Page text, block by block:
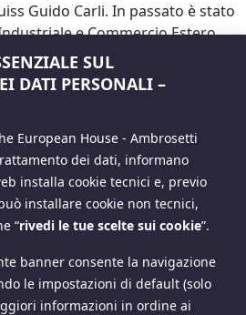
SUL
DATI PERSONALI –
European House - Ambrosetti
dei dati, informano
installa cookie tecnici e, previo
installare cookie non tecnici,
“rivedi le tue scelte sui cookie”.
banner consente la navigazione
le impostazioni di default (solo
informazioni in ordine ai
Guido Carli. In passato è stato
e Commercio Estero
Politiche e Sociali
Fortis inoltre è editorialista de
oltre ad essere co-editor
. In passato è stato consigliere
del Consiglio Matteo Renzi,
amministrazione della RAI e
della Banca Popolare di
Enrico
Giovannini